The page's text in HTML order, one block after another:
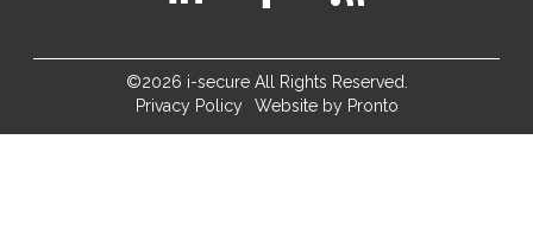
©2026 i-secure All Rights Reserved.
Privacy Policy
Website by Pronto